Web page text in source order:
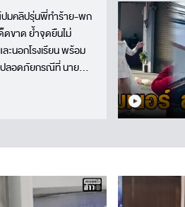
ปมคลิปรุ่นพี่ทำร้าย-พก
ดขาด ย้ำจุดยืนไม่
ะนอกโรงเรียน พร้อม
ปลอดภัยกรณีที่ นาย